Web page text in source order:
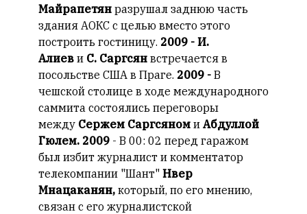
Майрапетян разрушал заднюю часть
здания АОКС с целью вместо этого
построить гостиницу. 2009 - И.
Алиев и С. Саргсян встречается в
посольстве США в Праге. 2009 - В
чешской столице в ходе международного
саммита состоялись переговоры
между Сержем Саргсяном и Абдуллой
Гюлем. 2009 - В 00: 02 перед гаражом
был избит журналист и комментатор
телекомпании "Шант" Нвер
Мнацаканян, который, по его мнению,
связан с его журналистской